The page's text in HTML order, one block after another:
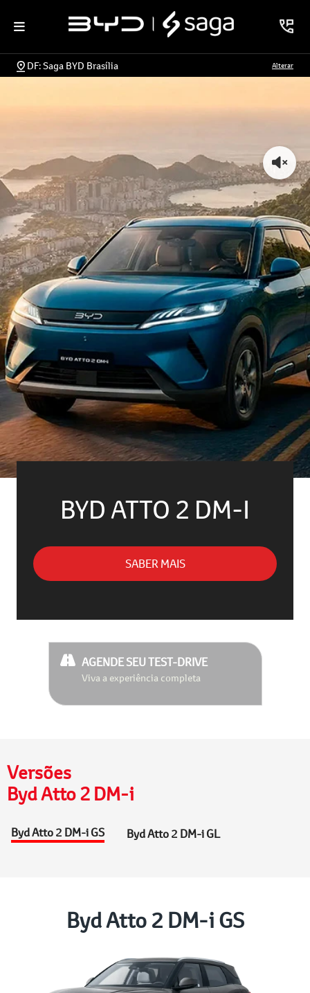
DF: Saga BYD Brasília Alterar
BYD ATTO 2 DM-I
SABER MAIS
AGENDE SEU TEST-DRIVE
Viva a experiência completa
Versões
Byd Atto 2 DM-i
Byd Atto 2 DM-i GS Byd Atto 2 DM-i GL
Byd Atto 2 DM-i GS